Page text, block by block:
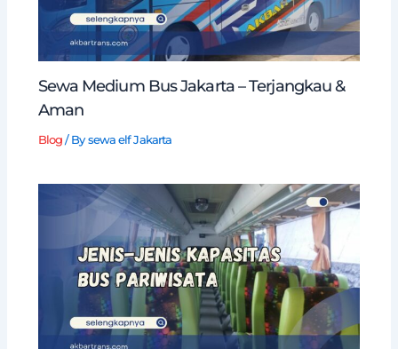
Sewa Medium Bus Jakarta – Terjangkau &
Aman
Blog/ By sewa elf Jakarta